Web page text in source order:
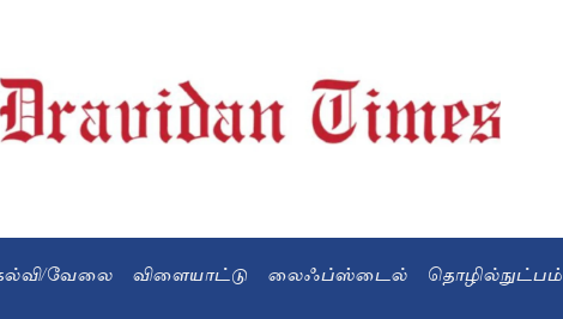
வேலை விளையாட்டு லைஃப்ஸ்டைல் தொழில்நுட்பம்